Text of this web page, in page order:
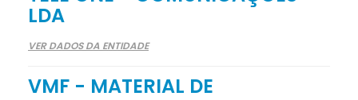
LDA
VER DADOS DA ENTIDADE
VMF - MATERIAL DE